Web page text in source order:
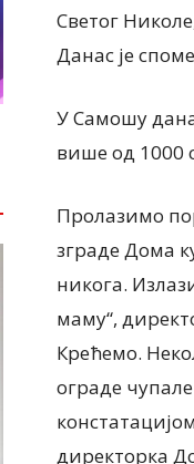
Светог
Данас је
У Самошу
више од 1000
Пролазимо
зграде Дома
никога.
маму“,
Крећемо.
ограде
директорка